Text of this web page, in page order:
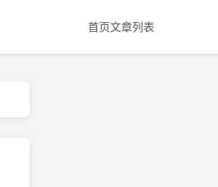
首页文章列表